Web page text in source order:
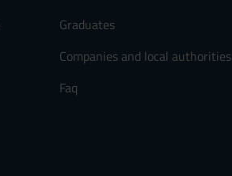
Graduates
Companies and local authorities
Faq